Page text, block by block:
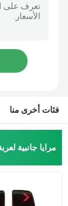
جولف باجي
مقعد عربة
الزجاج
قطع غيار Club Car OEM
بطارية
فئات أخرى منا
مرايا جانبية